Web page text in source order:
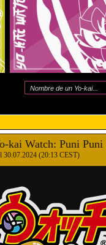
kai Watch: Puni
30.07.2024 (20:13 CEST)